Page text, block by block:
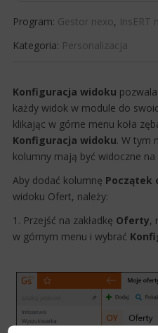
Program: Gestor nexo, InsERT
Kategoria: Personalizacja
​Konfiguracja widoku
każdy widok w module do
klikając w górne menu koła
Konfiguracja widoku. W tym
kolumny mają być widoczne
Aby dodać kolumnę Początek
widoku Ofert, należy:
1. Przejść na zakładkę Oferty,
w górnym menu i wybrać